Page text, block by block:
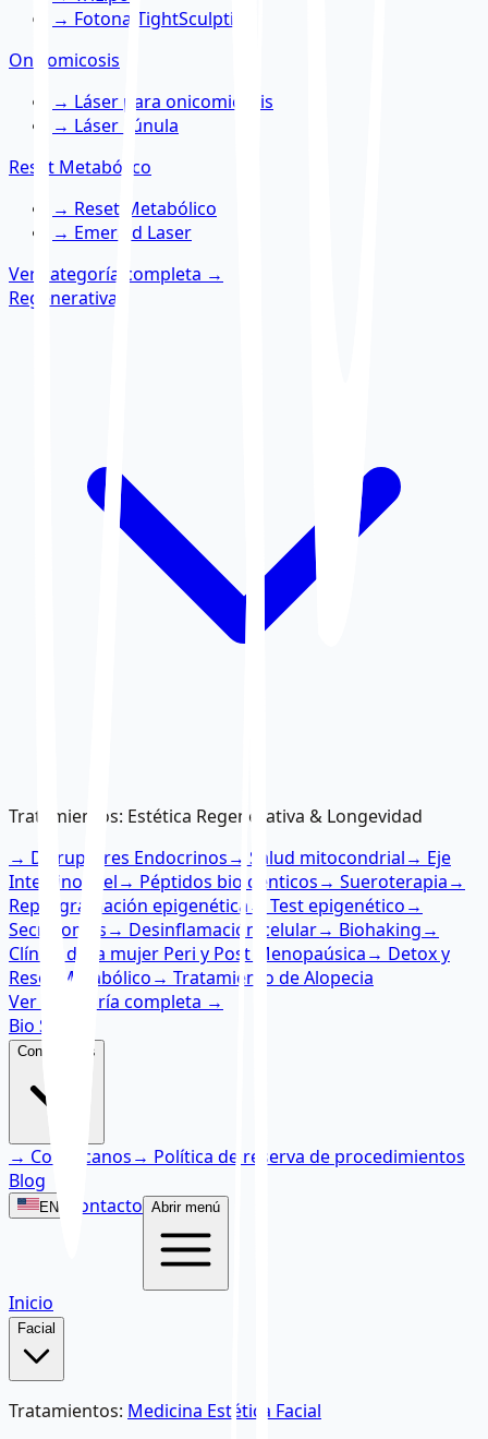
→ Fotona TightSculpting
Onicomicosis
→ Láser para onicomicosis
→ Láser Lúnula
Reset Metabólico
→ Reset Metabólico
→ Emerald Laser
Ver categoría completa →
Regenerativa
Tratamientos: Estética Regenerativa & Longevidad
→ Disruptores Endocrinos→ Salud mitocondrial→ Eje
Intestino-Piel→ Péptidos bioidénticos→ Sueroterapia→
Reprogramación epigenética→ Test epigenético→
Secretomas→ Desinflamación celular→ Biohaking→
Clínica de la mujer Peri y Post Menopaúsica→ Detox y
Reset Metabólico→ Tratamiento de Alopecia
Ver categoría completa →
Bio Skin
Conózcanos
→ Conózcanos→ Política de reserva de procedimientos
Blog
EN Contacto Abrir menú
Inicio
Facial
Tratamientos: Medicina Estética Facial